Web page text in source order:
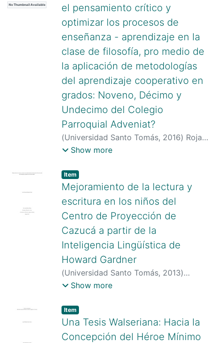
No Thumbnail Available
el pensamiento crítico y
optimizar los procesos de
enseñanza - aprendizaje en la
clase de filosofía, pro medio de
la aplicación de metodologías
del aprendizaje cooperativo en
grados: Noveno, Décimo y
Undecimo del Colegio
Parroquial Adveniat?
(Universidad Santo Tomás, 2016) Rojas
Sánchez, Luis Uriel
Show more
Item type:
Item,
Mejoramiento de la lectura y
escritura en los niños del
Centro de Proyección de
Cazucá a partir de la
Inteligencia Lingüística de
Howard Gardner
(Universidad Santo Tomás, 2013)
Hernández Pardo, Lesly Dayana
Santo Tomas
Show more
Item type:
Item,
Una Tesis Walseriana: Hacia la
Concepción del Héroe Mínimo